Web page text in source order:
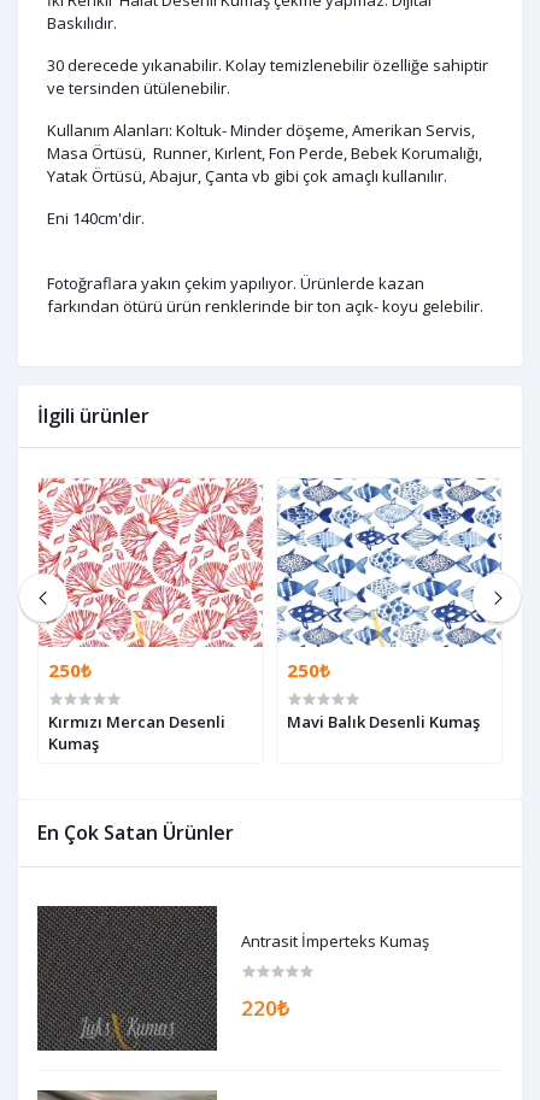
En Çok Satan Ürünler
Antrasit İmperteks Kumaş
220₺
Baskılıdır.
30 derecede yıkanabilir. Kolay temizlenebilir özelliğe sahiptir
ve tersinden ütülenebilir.
Kullanım Alanları: Koltuk- Minder döşeme, Amerikan Servis,
Masa Örtüsü, Runner, Kırlent, Fon Perde, Bebek Korumalığı,
Yatak Örtüsü, Abajur, Çanta vb gibi çok amaçlı kullanılır.
Eni 140cm'dir.
Fotoğraflara yakın çekim yapılıyor. Ürünlerde kazan
farkından ötürü ürün renklerinde bir ton açık- koyu gelebilir.
İlgili ürünler
250₺
Kırmızı Mercan Desenli
Kumaş
250₺
Mavi Balık Desenli Kumaş